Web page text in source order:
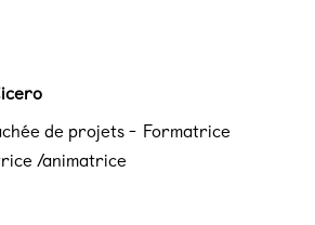
de projets - Formatrice
/animatrice